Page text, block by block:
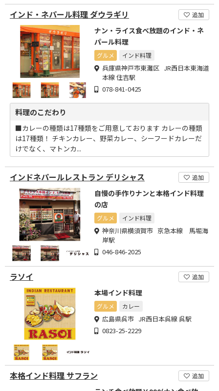
インド・ネパール料理 ダウラギリ 追加
ナン・ライス食べ放題のインド・ネ
パール料理
グルメ インド料理
兵庫県神戸市東灘区 JR西日本東海道
本線 住吉駅
078-841-0425
料理のこだわり
■カレーの種類は17種類をご用意しております カレーの種類
は17種類！ チキンカレー、野菜カレー、シーフードカレーだ
けでなく、マトンカ...
インドネパールレストラン デリシャス 追加
自慢の手作りナンと本格インド料理
の店
グルメ インド料理
神奈川県横須賀市 京急本線 馬堀海
岸駅
046-846-2025
ラソイ 追加
本場インド料理
グルメ カレー
広島県呉市 JR西日本呉線 呉駅
0823-25-2229
本格インド料理 サフラン 追加